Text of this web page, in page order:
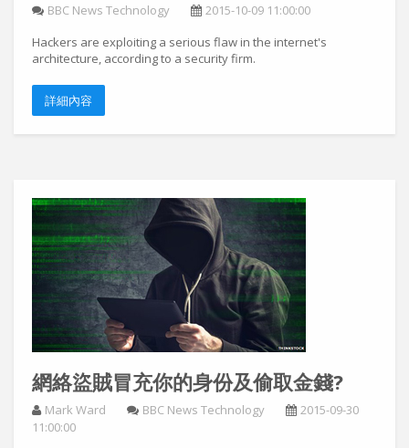
BBC News Technology
2015-10-09 11:00:00
Hackers are exploiting a serious flaw in the internet's
architecture, according to a security firm.
詳細內容
網絡盜賊冒充你的身份及偷取金錢?
Mark Ward BBC News Technology
2015-09-30
11:00:00